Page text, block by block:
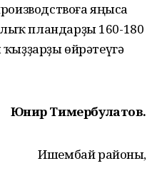
яңыса
пландарҙы 160-180
өйрәтеүгә
Юнир Тимербулатов.
Ишембай районы,